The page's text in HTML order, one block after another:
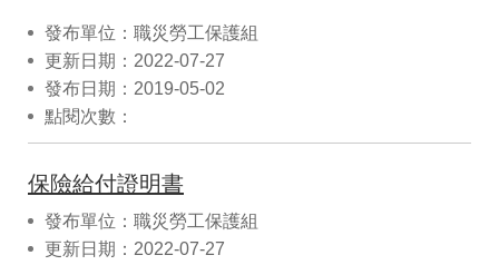
發布單位：職災勞工保護組
更新日期：2022-07-27
發布日期：2019-05-02
點閱次數：
保險給付證明書
發布單位：職災勞工保護組
更新日期：2022-07-27